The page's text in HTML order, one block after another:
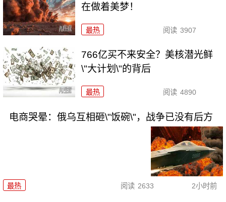
在做着美梦！
最热 阅读 3907
766亿买不来安全？美核潜光鲜
\"大计划\"的背后
最热 阅读 4890
电商哭晕：俄乌互相砸\"饭碗\"，战争已没有后方
最热 阅读 2633 2小时前